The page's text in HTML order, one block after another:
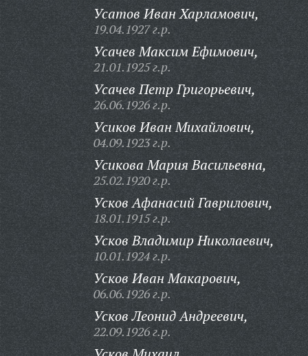
Усатов Иван Харламович,
19.04.1927 г.р.
Усачев Максим Ефимович,
21.01.1925 г.р.
Усачев Петр Григорьевич,
26.06.1926 г.р.
Усиков Иван Михайлович,
04.09.1923 г.р.
Усикова Мария Васильевна,
25.02.1920 г.р.
Усков Афанасий Гаврилович,
18.01.1915 г.р.
Усков Владимир Николаевич,
10.01.1924 г.р.
Усков Иван Макарович,
06.06.1926 г.р.
Усков Леонид Андреевич,
22.09.1926 г.р.